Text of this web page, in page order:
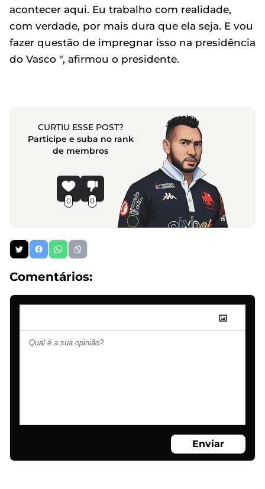
acontecer aqui. Eu trabalho com realidade,
com verdade, por mais dura que ela seja. E vou
fazer questão de impregnar isso na presidência
do Vasco ", afirmou o presidente.
CURTIU ESSE POST?
Participe e suba no rank
de membros
0 0
Comentários:
Enviar